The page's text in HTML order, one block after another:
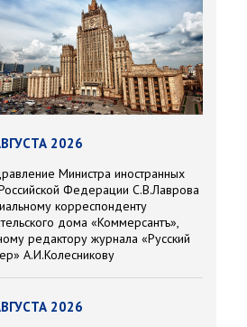
2026
Министра иностранных
Федерации С.В.Лаврова
корреспонденту
дома «Коммерсантъ»,
редактору журнала «Русский
А.И.Колесникову
2026